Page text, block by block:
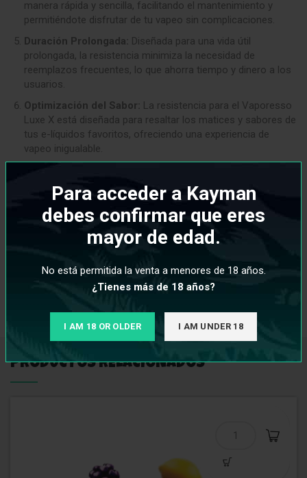
Para acceder a Kayman
debes confirmar que eres
mayor de edad.
No está permitida la venta a menores de 18 años.
¿Tienes más de 18 años?
I AM 18 OR OLDER I AM UNDER 18
manera rápida y sencilla, facilitando el mantenimiento y
permitiéndote disfrutar de tu vapeo sin complicaciones.
Duración Prolongada: Diseñada para una vida útil
prolongada, la resistencia minimiza la necesidad de
reemplazos frecuentes, lo que ahorra tiempo y dinero a los
usuarios.
Optimización del Sabor: La resistencia para el Vaporesso
Luxe X está diseñada para resaltar los matices y sabores de
tus e-líquidos favoritos, ofreciendo una experiencia de
vapeo inigualable.
Pack de 2 unidades
Resistencias: 0.3ohm / 0.4ohm / 0.6ohm / 0.8ohm
PRODUCTOS RELACIONADOS